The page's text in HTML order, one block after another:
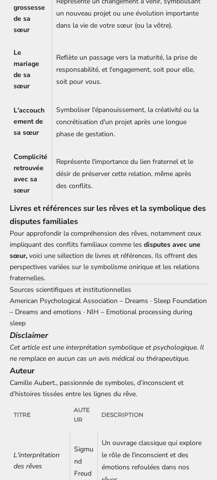
grossesse
de sa
sœur
un nouveau projet ou une évolution importante
dans la vie de votre sœur (ou la vôtre).
Le
mariage
de sa
sœur
Reflète un passage vers la maturité, la prise de
responsabilité, et l'engagement, soit pour elle,
soit pour vous.
L'accouch
ement de
sa sœur
Symboliser l'épanouissement, la créativité ou la
concrétisation d'un projet après une longue
phase de gestation.
Complicité
retrouvée
avec sa
sœur
Représente l'importance du lien fraternel et le
désir de préserver cette relation, même après
des conflits.
Livres et références sur les rêves et la symbolique des
disputes familiales
Pour approfondir la compréhension des rêves, notamment ceux
impliquant des conflits familiaux comme les disputes avec une
sœur, voici une sélection de livres et références. Ils offrent des
perspectives variées sur le symbolisme onirique et les relations
fraternelles.
Sources scientifiques et institutionnelles
American Psychological Association – Dreams · Sleep Foundation
– Dreams and emotions · NIH – Emotional processing during
sleep
Disclaimer
Cet article est une interprétation symbolique et psychologique. Il
ne remplace en aucun cas un avis médical ou thérapeutique.
Auteur
Camille Aubert., passionnée de symboles, d’inconscient et
d’histoires tissées entre les lignes du rêve.
TITRE
AUTE
UR
DESCRIPTION
L'interprétation
des rêves
Sigmu
nd
Freud
Un ouvrage classique qui explore
le rôle de l'inconscient et des
émotions refoulées dans nos